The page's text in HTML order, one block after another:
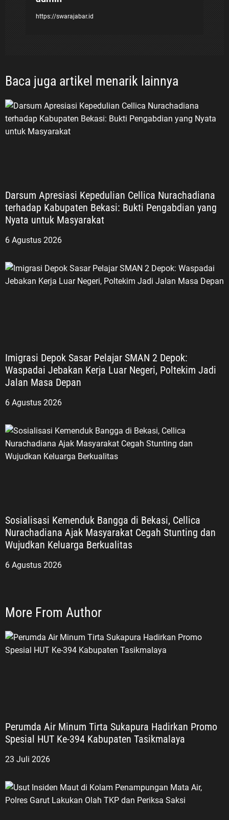
https://swarajabar.id
Baca juga artikel menarik lainnya
Darsum Apresiasi Kepedulian Cellica Nurachadiana
terhadap Kabupaten Bekasi: Bukti Pengabdian yang
Nyata untuk Masyarakat
6 Agustus 2026
Imigrasi Depok Sasar Pelajar SMAN 2 Depok:
Waspadai Jebakan Kerja Luar Negeri, Poltekim Jadi
6 Agustus 2026
Sosialisasi Kemenduk Bangga di Bekasi, Cellica
Nurachadiana Ajak Masyarakat Cegah Stunting dan
Wujudkan Keluarga Berkualitas
6 Agustus 2026
More From Author
Perumda Air Minum Tirta Sukapura Hadirkan Promo
Spesial HUT Ke-394 Kabupaten Tasikmalaya
23 Juli 2026